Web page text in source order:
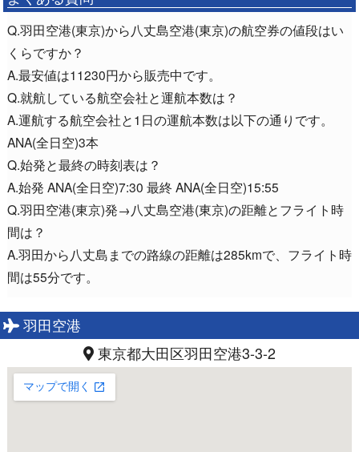
Q.羽田空港(東京)から八丈島空港(東京)の航空券の値段はい
くらですか？
A.最安値は11230円から販売中です。
Q.就航している航空会社と運航本数は？
A.運航する航空会社と1日の運航本数は以下の通りです。
ANA(全日空)3本
Q.始発と最終の時刻表は？
A.始発 ANA(全日空)7:30 最終 ANA(全日空)15:55
Q.羽田空港(東京)発→八丈島空港(東京)の距離とフライト時
間は？
A.羽田から八丈島までの路線の距離は285kmで、フライト時
間は55分です。
羽田空港
東京都大田区羽田空港3-3-2